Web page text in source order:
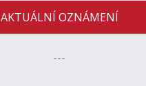
AKTUÁLNÍ OZNÁMENÍ
---